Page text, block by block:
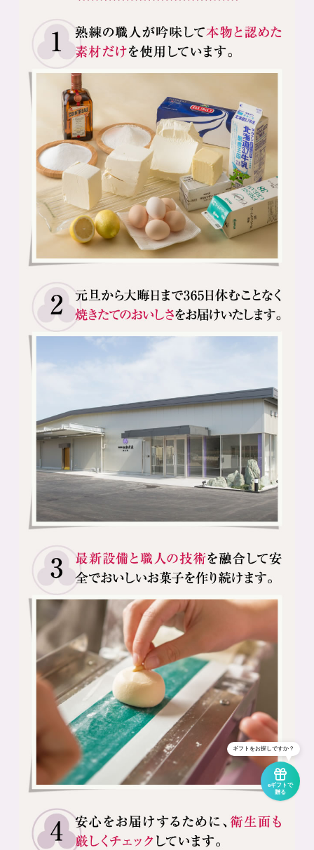
eギフトで
贈る
ギフトをお探しですか？